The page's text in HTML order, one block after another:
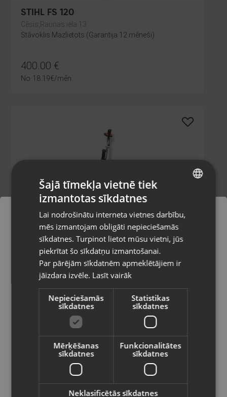
STIHL FS 120
Cēsis,Raunas iela 13
Stāvoklis Mazlietots (Garantija 12 mēneši)
400.00 €
No 18.19€/mēn.
STIHL FS 491
Jelgava, Satiksmes iela 33-1B
Stāvoklis Lietots (Garantija 6 mēneši)
490.00€
€ /mēn.
Black Decker BCSTA536
Pasūtījumi tiks piegādāti uz
izvēlēto valsti
Vietnes saturs būs attēlots izvēlētajā
valodā
Valsts
Latviešu / Latvian
RUSSIAN
Šajā tīmekļa vietnē tiek
izmantotas sīkdatnes
Lai nodrošinātu interneta vietnes darbību,
mēs izmantojam obligāti nepieciešamās
sīkdatnes. Turpinot lietot mūsu vietni, jūs
piekrītat šo sīkdatņu izmantošanai.
Par pārējām sīkdatnēm apmeklētājiem ir
jāizdara izvēle. Lasīt vairāk
Nepieciešamās
sīkdatnes
Statistikas
sīkdatnes
Mērķēšanas
sīkdatnes
Funkcionalitātes
sīkdatnes
Neklasificētās sīkdatnes